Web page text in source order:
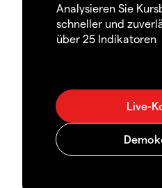
Analysieren Sie
schneller und
über 25 Indikatoren